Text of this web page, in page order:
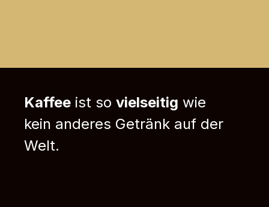
Kaffee ist so vielseitig wie
kein anderes Getränk auf der
Welt.